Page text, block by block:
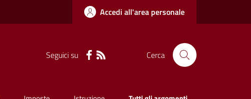
Accedi all'area personale
Seguici su Cerca